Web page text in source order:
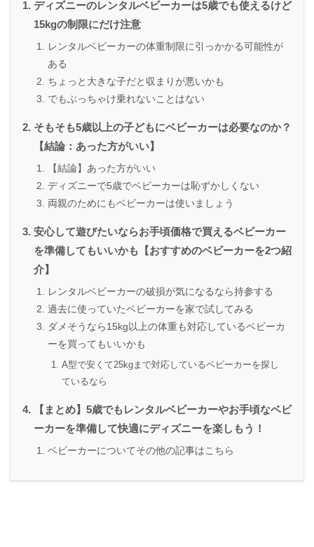
ディズニーのレンタルベビーカーは5歳でも使えるけど
15kgの制限にだけ注意
レンタルベビーカーの体重制限に引っかかる可能性が
ある
ちょっと大きな子だと収まりが悪いかも
でもぶっちゃけ乗れないことはない
そもそも5歳以上の子どもにベビーカーは必要なのか？
【結論：あった方がいい】
【結論】あった方がいい
ディズニーで5歳でベビーカーは恥ずかしくない
両親のためにもベビーカーは使いましょう
安心して遊びたいならお手頃価格で買えるベビーカー
を準備してもいいかも【おすすめのベビーカーを2つ紹
介】
レンタルベビーカーの破損が気になるなら持参する
過去に使っていたベビーカーを家で試してみる
ダメそうなら15kg以上の体重も対応しているベビーカ
ーを買ってもいいかも
A型で安くて25kgまで対応しているベビーカーを探し
ているなら
【まとめ】5歳でもレンタルベビーカーやお手頃なベビ
ーカーを準備して快適にディズニーを楽しもう！
ベビーカーについてその他の記事はこちら